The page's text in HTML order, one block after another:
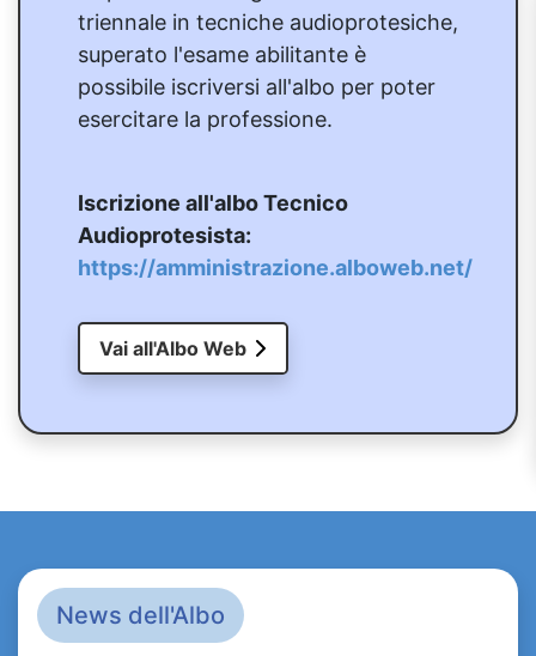
triennale in tecniche audioprotesiche,
superato l'esame abilitante è
possibile iscriversi all'albo per poter
esercitare la professione.
Iscrizione all'albo Tecnico
Audioprotesista:
https://amministrazione.alboweb.net/
Vai all'Albo Web
News dell'Albo